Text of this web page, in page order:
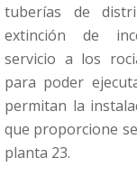
tuberías de
extinción de
servicio a los
para poder
permitan la
que proporcione
planta 23.